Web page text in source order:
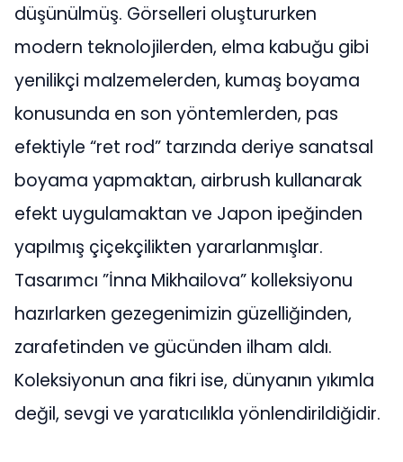
düşünülmüş. Görselleri oluştururken
modern teknolojilerden, elma kabuğu gibi
yenilikçi malzemelerden, kumaş boyama
konusunda en son yöntemlerden, pas
efektiyle “ret rod” tarzında deriye sanatsal
boyama yapmaktan, airbrush kullanarak
efekt uygulamaktan ve Japon ipeğinden
yapılmış çiçekçilikten yararlanmışlar.
Tasarımcı ”İnna Mikhailova” kolleksiyonu
hazırlarken gezegenimizin güzelliğinden,
zarafetinden ve gücünden ilham aldı.
Koleksiyonun ana fikri ise, dünyanın yıkımla
değil, sevgi ve yaratıcılıkla yönlendirildiğidir.